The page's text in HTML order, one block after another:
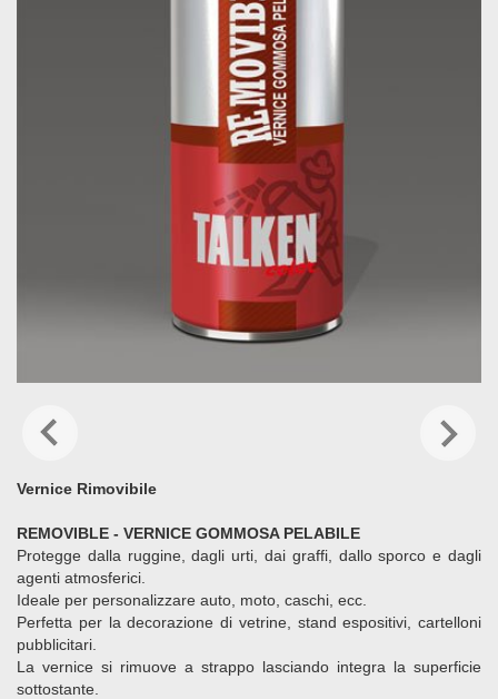
Vernice Rimovibile
REMOVIBLE - VERNICE GOMMOSA PELABILE
Protegge dalla ruggine, dagli urti, dai graffi, dallo sporco e dagli
agenti atmosferici.
Ideale per personalizzare auto, moto, caschi, ecc.
Perfetta per la decorazione di vetrine, stand espositivi, cartelloni
pubblicitari.
La vernice si rimuove a strappo lasciando integra la superficie
sottostante.